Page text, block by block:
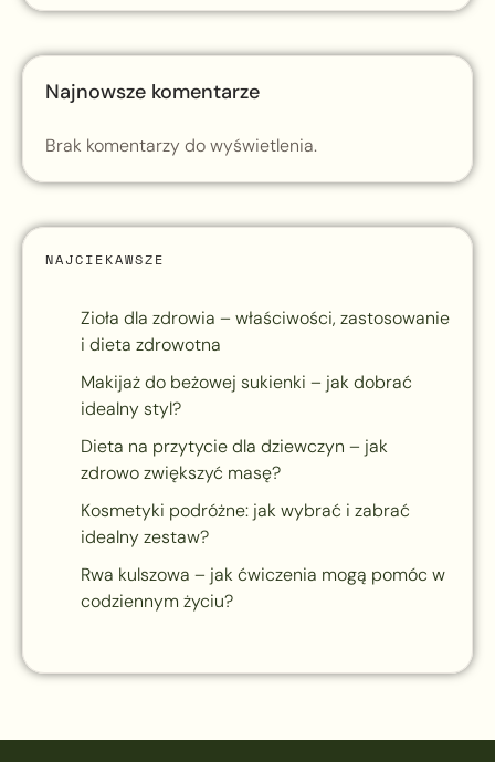
Najnowsze komentarze
Brak komentarzy do wyświetlenia.
NAJCIEKAWSZE
Zioła dla zdrowia – właściwości, zastosowanie
i dieta zdrowotna
Makijaż do beżowej sukienki – jak dobrać
idealny styl?
Dieta na przytycie dla dziewczyn – jak
zdrowo zwiększyć masę?
Kosmetyki podróżne: jak wybrać i zabrać
idealny zestaw?
Rwa kulszowa – jak ćwiczenia mogą pomóc w
codziennym życiu?